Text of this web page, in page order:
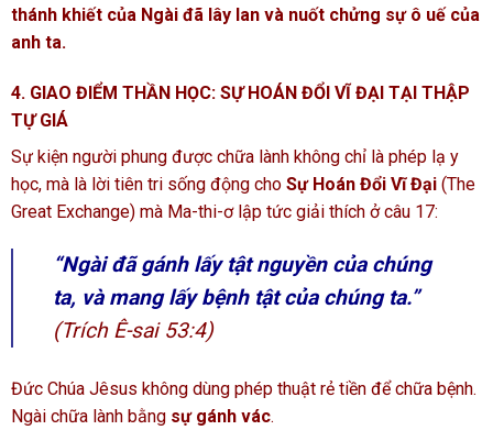
thánh khiết của Ngài đã lây lan và nuốt chửng sự ô uế của
anh ta.
4. GIAO ĐIỂM THẦN HỌC: SỰ HOÁN ĐỔI VĨ ĐẠI TẠI THẬP
TỰ GIÁ
Sự kiện người phung được chữa lành không chỉ là phép lạ y
học, mà là lời tiên tri sống động cho Sự Hoán Đổi Vĩ Đại (The
Great Exchange) mà Ma-thi-ơ lập tức giải thích ở câu 17:
“Ngài đã gánh lấy tật nguyền của chúng
ta, và mang lấy bệnh tật của chúng ta.”
(Trích Ê-sai 53:4)
Đức Chúa Jêsus không dùng phép thuật rẻ tiền để chữa bệnh.
Ngài chữa lành bằng sự gánh vác.